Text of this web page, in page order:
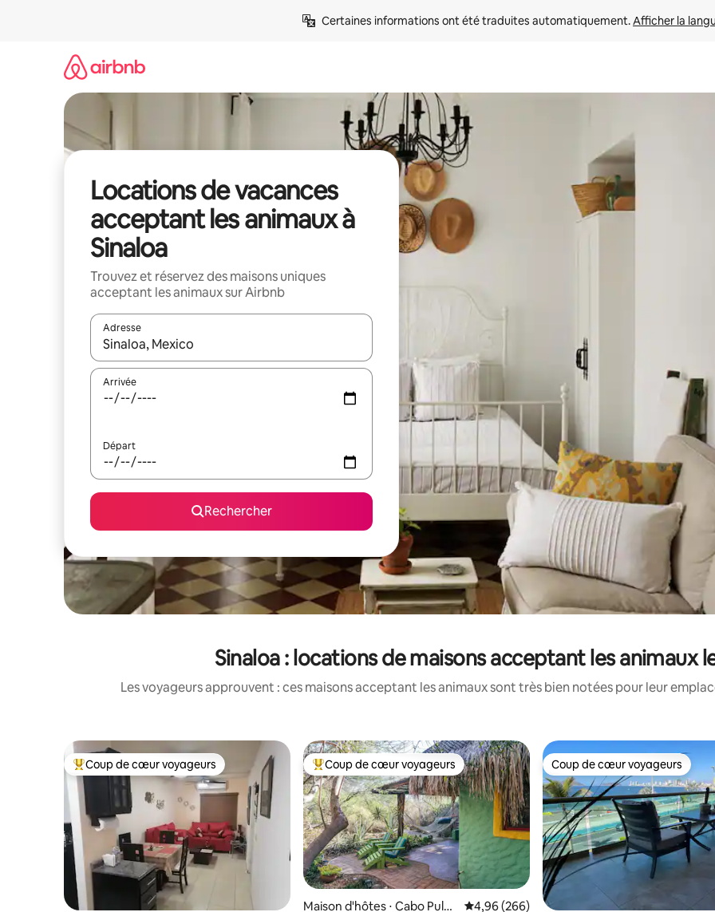
Certaines informations ont été traduites automatiquement. Afficher la
Locations de vacances
acceptant les animaux à
Sinaloa
Trouvez et réservez des maisons uniques
acceptant les animaux sur Airbnb
Adresse
Lorsque les résultats s'affichent, utilisez les flèches vers le haut et vers le bas pour les parcourir ou en appuyant et en
Arrivée
Départ
Rechercher
Sinaloa : locations de maisons acceptant les animaux
Les voyageurs approuvent : ces maisons acceptant les animaux sont très bien notées pour leur
Coups de cœur voyageurs les plus appréciés
Coup de cœur voyageurs Coups de cœur voyageurs les plus appréciés
Coup de cœur voyageurs
Maison d'hôtes ⋅ Cabo Pulm
Évaluation moyenne sur la base de 266
4,96 (266)
Coup de cœur voyageurs
Coup de cœur voyageurs